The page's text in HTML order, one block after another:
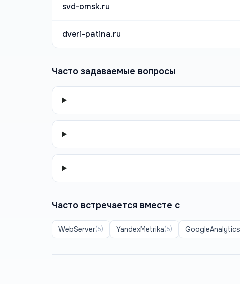
svd-omsk.ru
dveri-patina.ru
Часто задаваемые вопросы
Часто встречается вместе с
WebServer(5) YandexMetrika(5) GoogleAnalytics